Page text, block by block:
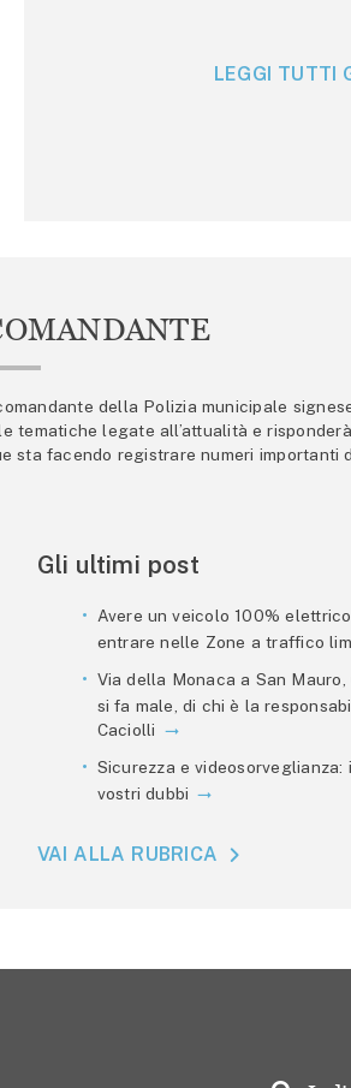
LEGGI TUTTI
della Polizia municipale
legate all’attualità e
sta facendo registrare numeri
Gli ultimi post
Avere un veicolo 100%
entrare nelle Zone a traffico
Via della Monaca a San
si fa male, di chi è la
Caciolli
Sicurezza e
vostri dubbi
VAI ALLA RUBRICA